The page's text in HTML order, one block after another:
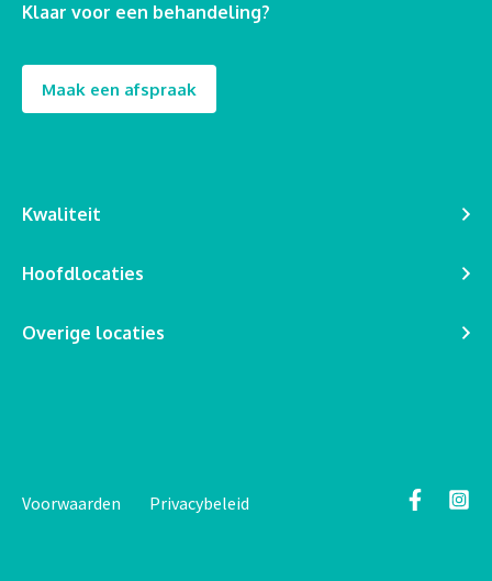
Klaar voor een behandeling?
Maak een afspraak
Kwaliteit
Hoofdlocaties
Overige locaties
Voorwaarden Privacybeleid